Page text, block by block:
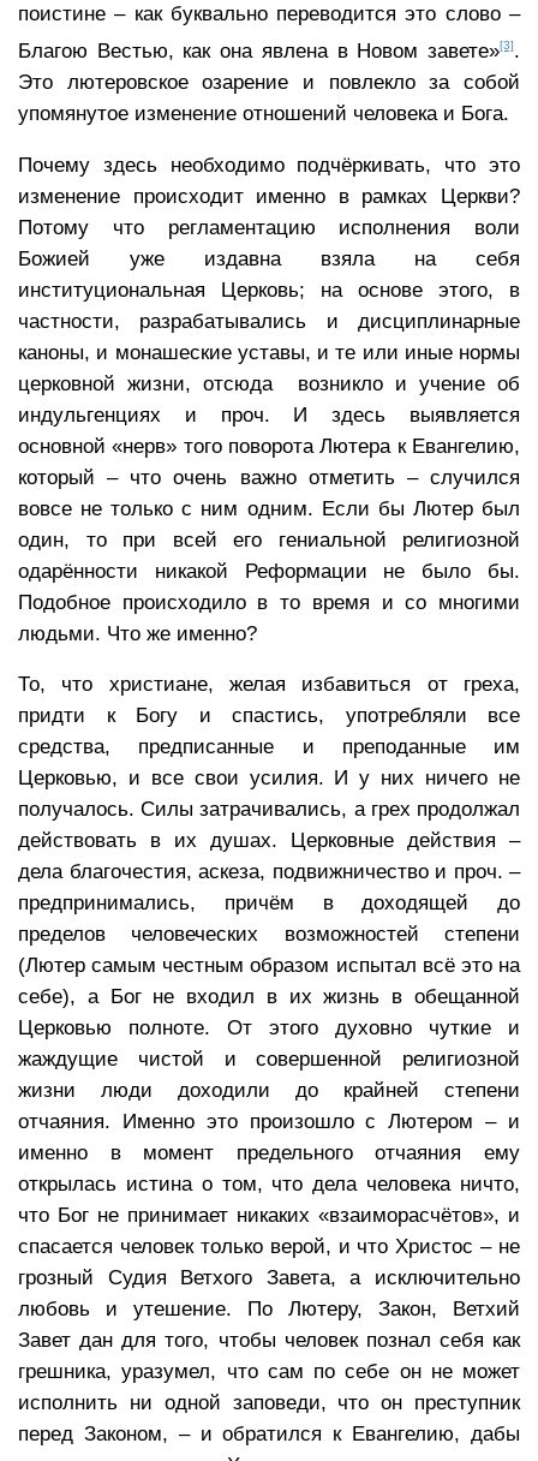
поистине – как буквально переводится это слово –
Благою Вестью, как она явлена в Новом завете»[3].
Это лютеровское озарение и повлекло за собой
упомянутое изменение отношений человека и Бога.
Почему здесь необходимо подчёркивать, что это
изменение происходит именно в рамках Церкви?
Потому что регламентацию исполнения воли
Божией уже издавна взяла на себя
институциональная Церковь; на основе этого, в
частности, разрабатывались и дисциплинарные
каноны, и монашеские уставы, и те или иные нормы
церковной жизни, отсюда возникло и учение об
индульгенциях и проч. И здесь выявляется
основной «нерв» того поворота Лютера к Евангелию,
который – что очень важно отметить – случился
вовсе не только с ним одним. Если бы Лютер был
один, то при всей его гениальной религиозной
одарённости никакой Реформации не было бы.
Подобное происходило в то время и со многими
людьми. Что же именно?
То, что христиане, желая избавиться от греха,
придти к Богу и спастись, употребляли все
средства, предписанные и преподанные им
Церковью, и все свои усилия. И у них ничего не
получалось. Силы затрачивались, а грех продолжал
действовать в их душах. Церковные действия –
дела благочестия, аскеза, подвижничество и проч. –
предпринимались, причём в доходящей до
пределов человеческих возможностей степени
(Лютер самым честным образом испытал всё это на
себе), а Бог не входил в их жизнь в обещанной
Церковью полноте. От этого духовно чуткие и
жаждущие чистой и совершенной религиозной
жизни люди доходили до крайней степени
отчаяния. Именно это произошло с Лютером – и
именно в момент предельного отчаяния ему
открылась истина о том, что дела человека ничто,
что Бог не принимает никаких «взаиморасчётов», и
спасается человек только верой, и что Христос – не
грозный Судия Ветхого Завета, а исключительно
любовь и утешение. По Лютеру, Закон, Ветхий
Завет дан для того, чтобы человек познал себя как
грешника, уразумел, что сам по себе он не может
исполнить ни одной заповеди, что он преступник
перед Законом, – и обратился к Евангелию, дабы